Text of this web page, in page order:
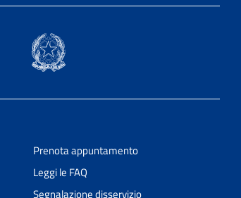
Prenota appuntamento
Leggi le FAQ
Segnalazione disservizio